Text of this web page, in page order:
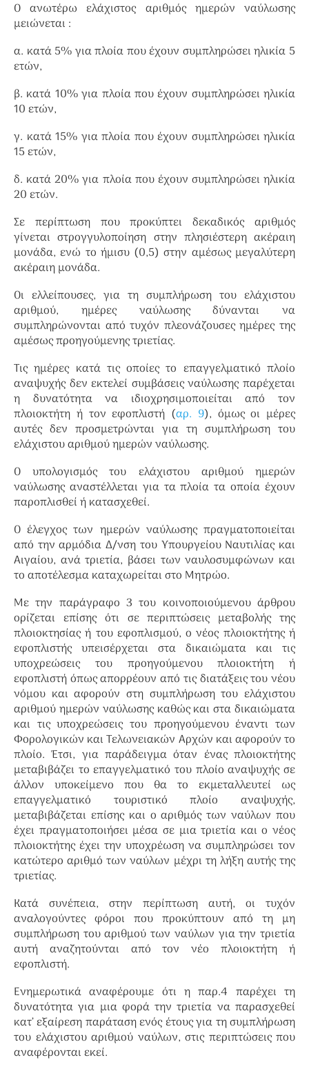
Ο ανωτέρω ελάχιστος αριθμός ημερών ναύλωσης
μειώνεται :
α. κατά 5% για πλοία που έχουν συμπληρώσει ηλικία 5
ετών,
β. κατά 10% για πλοία που έχουν συμπληρώσει ηλικία
10 ετών,
γ. κατά 15% για πλοία που έχουν συμπληρώσει ηλικία
15 ετών,
δ. κατά 20% για πλοία που έχουν συμπληρώσει ηλικία
20 ετών.
Σε περίπτωση που προκύπτει δεκαδικός αριθμός
γίνεται στρογγυλοποίηση στην πλησιέστερη ακέραιη
μονάδα, ενώ το ήμισυ (0,5) στην αμέσως μεγαλύτερη
ακέραιη μονάδα.
Οι ελλείπουσες, για τη συμπλήρωση του ελάχιστου
αριθμού, ημέρες ναύλωσης δύνανται να
συμπληρώνονται από τυχόν πλεονάζουσες ημέρες της
αμέσως προηγούμενης τριετίας.
Τις ημέρες κατά τις οποίες το επαγγελματικό πλοίο
αναψυχής δεν εκτελεί συμβάσεις ναύλωσης παρέχεται
η δυνατότητα να ιδιοχρησιμοποιείται από τον
πλοιοκτήτη ή τον εφοπλιστή (αρ. 9), όμως οι μέρες
αυτές δεν προσμετρώνται για τη συμπλήρωση του
ελάχιστου αριθμού ημερών ναύλωσης.
Ο υπολογισμός του ελάχιστου αριθμού ημερών
ναύλωσης αναστέλλεται για τα πλοία τα οποία έχουν
παροπλισθεί ή κατασχεθεί.
Ο έλεγχος των ημερών ναύλωσης πραγματοποιείται
από την αρμόδια Δ/νση του Υπουργείου Ναυτιλίας και
Αιγαίου, ανά τριετία, βάσει των ναυλοσυμφώνων και
το αποτέλεσμα καταχωρείται στο Μητρώο.
Με την παράγραφο 3 του κοινοποιούμενου άρθρου
ορίζεται επίσης ότι σε περιπτώσεις μεταβολής της
πλοιοκτησίας ή του εφοπλισμού, ο νέος πλοιοκτήτης ή
εφοπλιστής υπεισέρχεται στα δικαιώματα και τις
υποχρεώσεις του προηγούμενου πλοιοκτήτη ή
εφοπλιστή όπως απορρέουν από τις διατάξεις του νέου
νόμου και αφορούν στη συμπλήρωση του ελάχιστου
αριθμού ημερών ναύλωσης καθώς και στα δικαιώματα
και τις υποχρεώσεις του προηγούμενου έναντι των
Φορολογικών και Τελωνειακών Αρχών και αφορούν το
πλοίο. Έτσι, για παράδειγμα όταν ένας πλοιοκτήτης
μεταβιβάζει το επαγγελματικό του πλοίο αναψυχής σε
άλλον υποκείμενο που θα το εκμεταλλευτεί ως
επαγγελματικό τουριστικό πλοίο αναψυχής,
μεταβιβάζεται επίσης και ο αριθμός των ναύλων που
έχει πραγματοποιήσει μέσα σε μια τριετία και ο νέος
πλοιοκτήτης έχει την υποχρέωση να συμπληρώσει τον
κατώτερο αριθμό των ναύλων μέχρι τη λήξη αυτής της
τριετίας.
Κατά συνέπεια, στην περίπτωση αυτή, οι τυχόν
αναλογούντες φόροι που προκύπτουν από τη μη
συμπλήρωση του αριθμού των ναύλων για την τριετία
αυτή αναζητούνται από τον νέο πλοιοκτήτη ή
εφοπλιστή.
Ενημερωτικά αναφέρουμε ότι η παρ.4 παρέχει τη
δυνατότητα για μια φορά την τριετία να παρασχεθεί
κατ’ εξαίρεση παράταση ενός έτους για τη συμπλήρωση
του ελάχιστου αριθμού ναύλων, στις περιπτώσεις που
αναφέρονται εκεί.